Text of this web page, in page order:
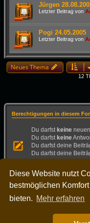
Diese Website nutzt
bestmöglichen
bieten. Mehr erfahren
Jürgen
Letzter Beitrag von
Pogi 24.05.2005
Letzter Beitrag von
Neues Thema
12
Berechtigungen in diesem
Du darfst keine
Du darfst keine
Du darfst deine
Du darfst deine
Startseite Forum
Alle
Powered by phpBB